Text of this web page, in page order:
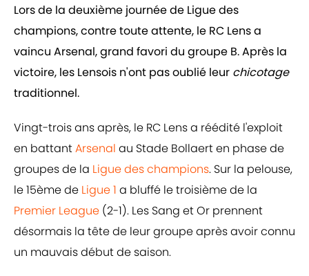
Lors de la deuxième journée de Ligue des
champions, contre toute attente, le RC Lens a
vaincu Arsenal, grand favori du groupe B. Après la
victoire, les Lensois n'ont pas oublié leur chicotage
traditionnel.
Vingt-trois ans après, le RC Lens a réédité l'exploit
en battantArsenal au Stade Bollaert en phase de
groupes de la Ligue des champions. Sur la pelouse,
le 15ème de Ligue 1 a bluffé le troisième de la
Premier League (2-1). Les Sang et Or prennent
désormais la tête de leur groupe après avoir connu
un mauvais début de saison.